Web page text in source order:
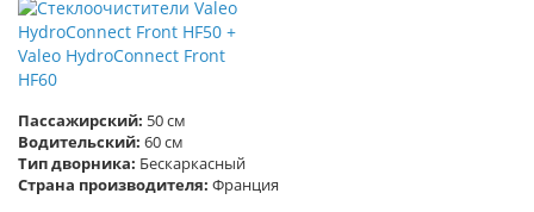
Пассажирский: 50 см
Водительский: 60 см
Тип дворника: Бескаркасный
Страна производителя: Франция